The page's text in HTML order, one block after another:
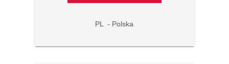
PL - Polska